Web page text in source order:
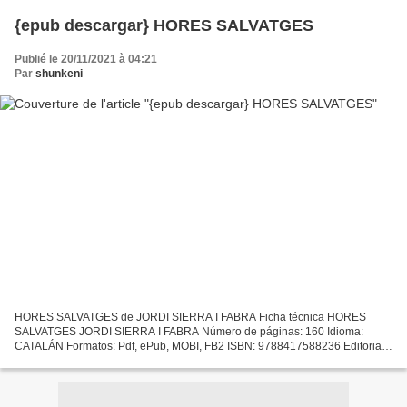
{epub descargar} HORES SALVATGES
Publié le 20/11/2021 à 04:21
Par shunkeni
HORES SALVATGES de JORDI SIERRA I FABRA Ficha técnica HORES
SALVATGES JORDI SIERRA I FABRA Número de páginas: 160 Idioma:
CATALÁN Formatos: Pdf, ePub, MOBI, FB2 ISBN: 9788417588236 Editorial: